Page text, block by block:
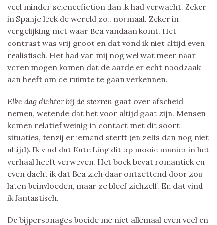
veel minder sciencefiction dan ik had verwacht. Zeker
in Spanje leek de wereld zo.. normaal. Zeker in
vergelijking met waar Bea vandaan komt. Het
contrast was vrij groot en dat vond ik niet altijd even
realistisch. Het had van mij nog wel wat meer naar
voren mogen komen dat de aarde er echt noodzaak
aan heeft om de ruimte te gaan verkennen.
Elke dag dichter bij de sterren gaat over afscheid
nemen, wetende dat het voor altijd gaat zijn. Mensen
komen relatief weinig in contact met dit soort
situaties, tenzij er iemand sterft (en zelfs dan nog niet
altijd). Ik vind dat Kate Ling dit op mooie manier in het
verhaal heeft verweven. Het boek bevat romantiek en
even dacht ik dat Bea zich daar ontzettend door zou
laten beinvloeden, maar ze bleef zichzelf. En dat vind
ik fantastisch.
De bijpersonages boeide me niet allemaal even veel en